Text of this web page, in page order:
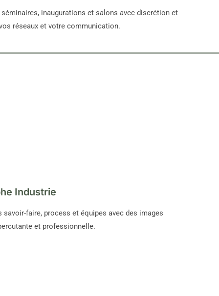
inaugurations et salons avec discrétion et
réseaux et votre communication.
Industrie
faire, process et équipes avec des images
et professionnelle.